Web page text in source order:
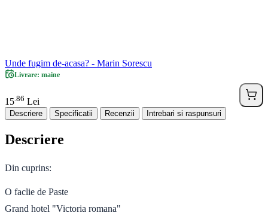
Unde fugim de-acasa? - Marin Sorescu
Livrare: maine
15 86 Lei
Descriere Specificatii Recenzii Intrebari si raspunsuri
Descriere
Din cuprins:
O faclie de Paste
Grand hotel "Victoria romana"